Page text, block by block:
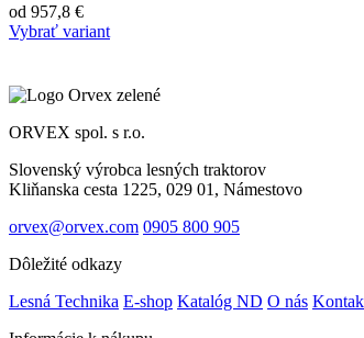
od 957,8 €
Vybrať variant
ORVEX spol. s r.o.
Slovenský výrobca lesných traktorov
Kliňanska cesta 1225, 029 01, Námestovo
orvex@orvex.com 0905 800 905
Dôležité odkazy
Lesná Technika E-shop Katalóg ND O nás